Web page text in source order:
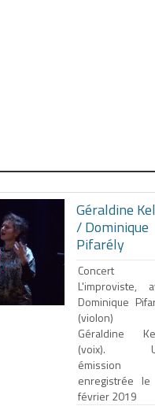
Géraldine
/ Dominique
Pifarély
Concert
L'improviste,
Dominique
(violon)
Géraldine
(voix).
émission
enregistrée le
février 2019